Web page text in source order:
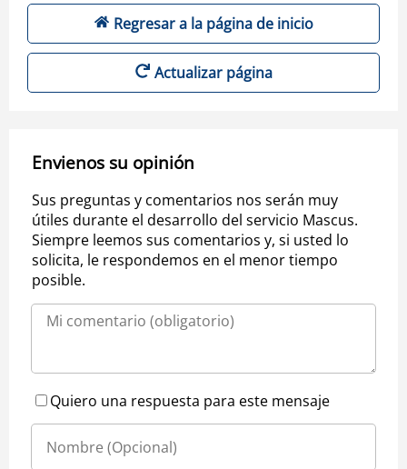
Regresar a la página de inicio
Actualizar página
Envienos su opinión
Sus preguntas y comentarios nos serán muy
útiles durante el desarrollo del servicio Mascus.
Siempre leemos sus comentarios y, si usted lo
solicita, le respondemos en el menor tiempo
posible.
Quiero una respuesta para este mensaje